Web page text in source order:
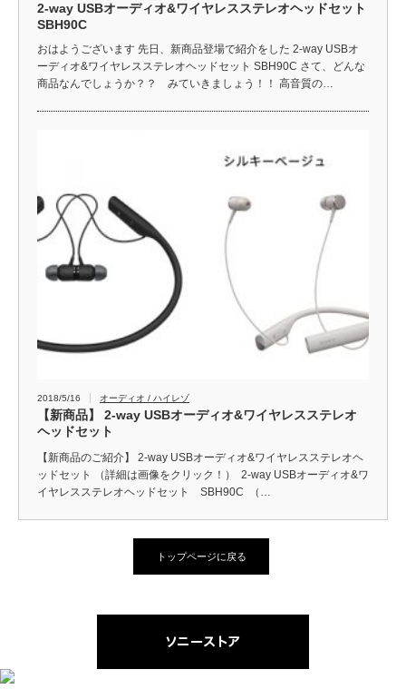
2-way USBオーディオ&ワイヤレスステレオヘッドセット
SBH90C
おはようございます 先日、新商品登場で紹介をした 2-way USBオ
ーディオ&ワイヤレスステレオヘッドセット SBH90C さて、どんな
商品なんでしょうか？？ みていきましょう！！ 高音質の…
2018/5/16 オーディオ / ハイレゾ
【新商品】 2-way USBオーディオ&ワイヤレスステレオ
ヘッドセット
【新商品のご紹介】 2-way USBオーディオ&ワイヤレスステレオヘ
ッドセット （詳細は画像をクリック！） 2-way USBオーディオ&ワ
イヤレスステレオヘッドセット SBH90C （…
トップページに戻る